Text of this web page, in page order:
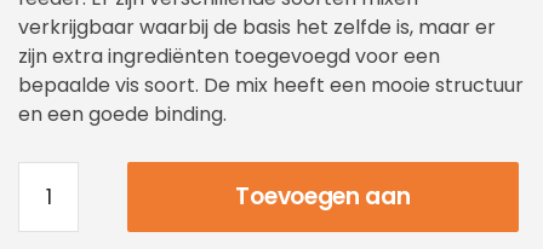
verkrijgbaar waarbij de basis het zelfde is, maar er
zijn extra ingrediënten toegevoegd voor een
bepaalde vis soort. De mix heeft een mooie structuur
en een goede binding.
Toevoegen aan